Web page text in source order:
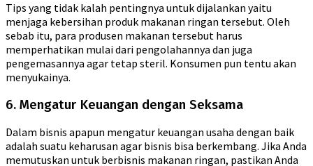
Tips yang tidak kalah pentingnya untuk dijalankan yaitu
menjaga kebersihan produk makanan ringan tersebut. Oleh
sebab itu, para produsen makanan tersebut harus
memperhatikan mulai dari pengolahannya dan juga
pengemasannya agar tetap steril. Konsumen pun tentu akan
menyukainya.
6. Mengatur Keuangan dengan Seksama
Dalam bisnis apapun mengatur keuangan usaha dengan baik
adalah suatu keharusan agar bisnis bisa berkembang. Jika Anda
memutuskan untuk berbisnis makanan ringan, pastikan Anda